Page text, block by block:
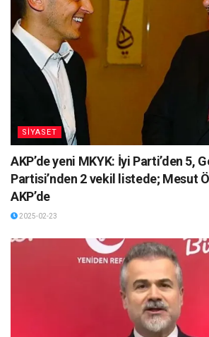
SİYASET
AKP’de yeni MKYK: İyi Parti’den 5,
Partisi’nden 2 vekil listede; Mesut
AKP’de
2025-02-23